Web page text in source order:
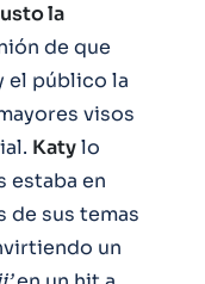
la
de que
el público la
visos
Katylo
estaba en
sus temas
un